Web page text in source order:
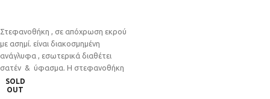
Στεφανοθήκη , σε απόχρωση εκρού
με ασημί. είναι διακοσμημένη
ανάγλυφα , εσωτερικά διαθέτει
σατέν & ύφασμα. Η στεφανοθήκη
είναι επιτραπέζια
SOLD
OUT